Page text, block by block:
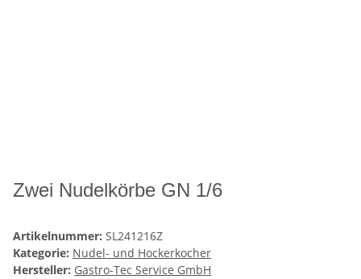
Zwei Nudelkörbe GN 1/6
Artikelnummer: SL241216Z
Kategorie: Nudel- und Hockerkocher
Hersteller: Gastro-Tec Service GmbH